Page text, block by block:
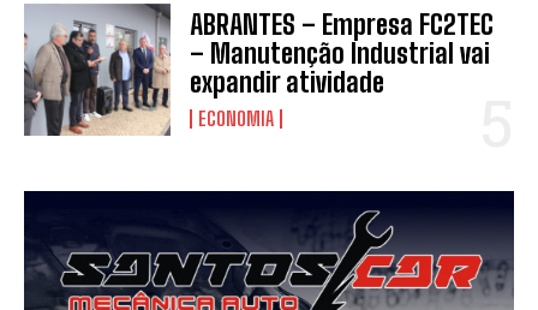
ABRANTES – Empresa FC2TEC
– Manutenção Industrial vai
expandir atividade
ECONOMIA